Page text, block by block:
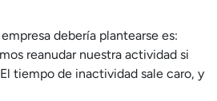
debería plantearse es:
reanudar nuestra actividad si
tiempo de inactividad sale caro, y